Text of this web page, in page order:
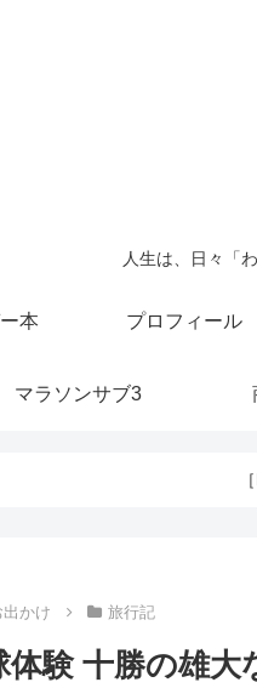
人生は、日々「
本 プロフィール
マラソンサブ3
出かけ 旅行記
体験 十勝の雄大